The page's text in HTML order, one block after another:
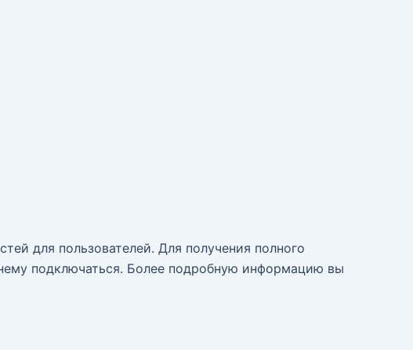
для пользователей. Для получения полного
подключаться. Более подробную информацию вы